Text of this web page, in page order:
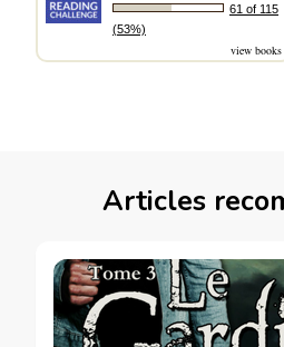
61 of 115
(53%)
view books
Articles